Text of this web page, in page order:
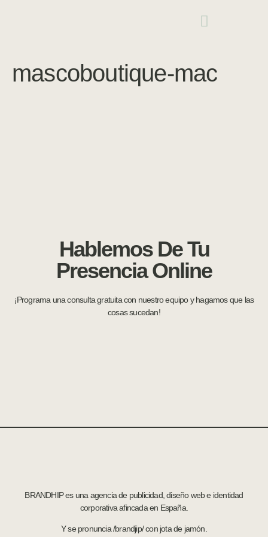
mascoboutique-mac
Hablemos De Tu
Presencia Online
¡Programa una consulta gratuita con nuestro equipo y hagamos que las
cosas sucedan!
BRANDHIP es una agencia de publicidad, diseño web e identidad
corporativa afincada en España.
Y se pronuncia /brandjip/ con jota de jamón.